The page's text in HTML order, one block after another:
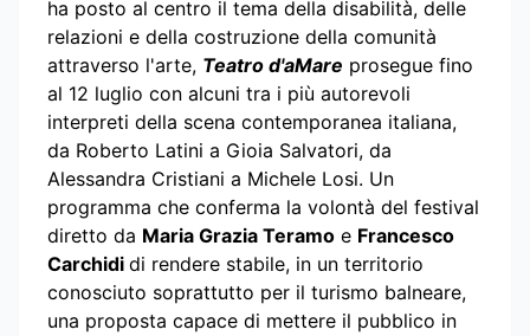
ha posto al centro il tema della disabilità, delle
relazioni e della costruzione della comunità
attraverso l'arte, Teatro d'aMare prosegue fino
al 12 luglio con alcuni tra i più autorevoli
interpreti della scena contemporanea italiana,
da Roberto Latini a Gioia Salvatori, da
Alessandra Cristiani a Michele Losi. Un
programma che conferma la volontà del festival
diretto da Maria Grazia Teramo e Francesco
Carchidi di rendere stabile, in un territorio
conosciuto soprattutto per il turismo balneare,
una proposta capace di mettere il pubblico in